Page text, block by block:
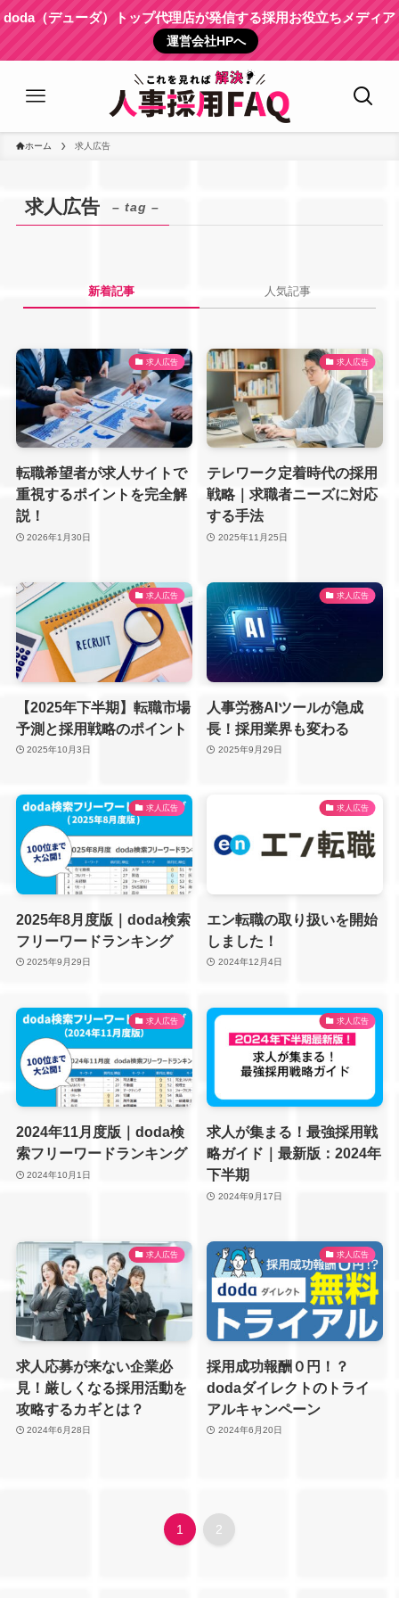
doda（デューダ）トップ代理店が発信する採用お役立ちメディア
運営会社HPへ
ホーム 求人広告
求人広告 – tag –
新着記事 人気記事
求人広告
転職希望者が求人サイトで
重視するポイントを完全解
説！
2026年1月30日
求人広告
テレワーク定着時代の採用
戦略｜求職者ニーズに対応
する手法
2025年11月25日
求人広告
【2025年下半期】転職市場
予測と採用戦略のポイント
2025年10月3日
求人広告
人事労務AIツールが急成
長！採用業界も変わる
2025年9月29日
求人広告
2025年8月度版｜doda検索
フリーワードランキング
2025年9月29日
求人広告
エン転職の取り扱いを開始
しました！
2024年12月4日
求人広告
2024年11月度版｜doda検
索フリーワードランキング
2024年10月1日
求人広告
求人が集まる！最強採用戦
略ガイド｜最新版：2024年
下半期
2024年9月17日
求人広告
求人応募が来ない企業必
見！厳しくなる採用活動を
攻略するカギとは？
2024年6月28日
求人広告
採用成功報酬０円！？
dodaダイレクトのトライ
アルキャンペーン
2024年6月20日
1 2